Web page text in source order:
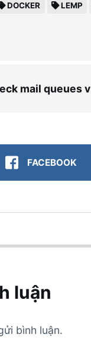
DOCKER LEMP
và gửi thông báo đến telegram
FACEBOOK
luận
bình luận.